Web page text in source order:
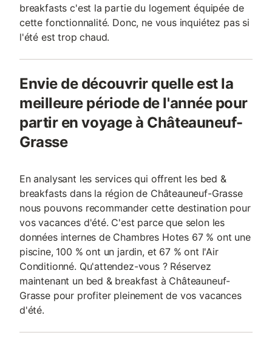
breakfasts c'est la partie du logement équipée de
cette fonctionnalité. Donc, ne vous inquiétez pas si
l'été est trop chaud.
Envie de découvrir quelle est la
meilleure période de l'année pour
partir en voyage à Châteauneuf-
Grasse
En analysant les services qui offrent les bed &
breakfasts dans la région de Châteauneuf-Grasse
nous pouvons recommander cette destination pour
vos vacances d'été. C'est parce que selon les
données internes de Chambres Hotes 67 % ont une
piscine, 100 % ont un jardin, et 67 % ont l'Air
Conditionné. Qu'attendez-vous ? Réservez
maintenant un bed & breakfast à Châteauneuf-
Grasse pour profiter pleinement de vos vacances
d'été.